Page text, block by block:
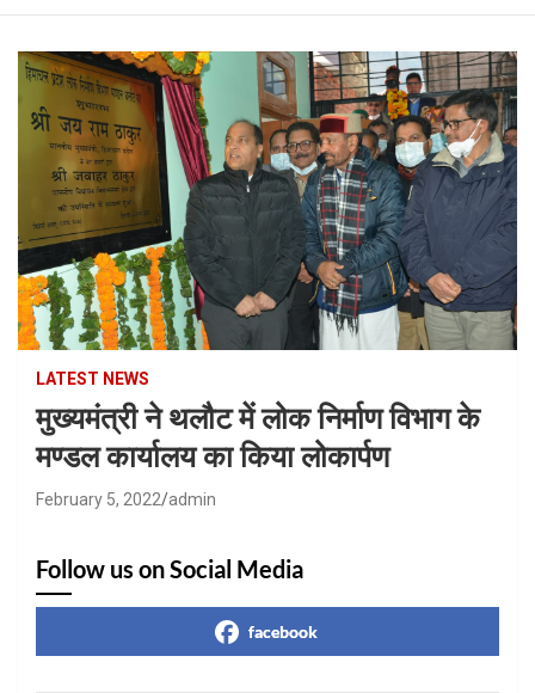
LATEST NEWS
मुख्यमंत्री ने थलौट में लोक निर्माण विभाग के
मण्डल कार्यालय का किया लोकार्पण
February 5, 2022 admin
Follow us on Social Media
facebook